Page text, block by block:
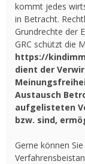
kommt jedes
in Betracht.
Grundrechte der
GRC schützt die
https://
dient der
Austausch
aufgelisteten
bzw. sind,
Gerne können